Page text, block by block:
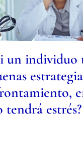
un individuo
tendrá estrés?